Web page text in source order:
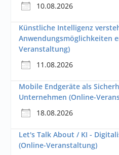
10.08.2026
Künstliche Intelligenz
Anwendungsmöglichkeiten
Veranstaltung)
11.08.2026
Mobile Endgeräte als
Unternehmen (Online-
18.08.2026
Let's Talk About / KI -
(Online-Veranstaltung)